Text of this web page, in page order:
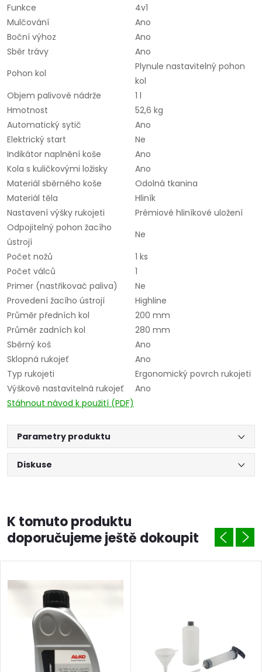
Funkce
4v1
Mulčování
Ano
Boční výhoz
Ano
Sběr trávy
Ano
Pohon kol
Plynule nastavitelný pohon
kol
Objem palivové nádrže
1 l
Hmotnost
52,6 kg
Automatický sytič
Ano
Elektrický start
Ne
Indikátor naplnění koše
Ano
Kola s kuličkovými ložisky
Ano
Materiál sběrného koše
Odolná tkanina
Materiál těla
Hliník
Nastavení výšky rukojeti
Prémiové hliníkové uložení
Odpojitelný pohon žacího
ústrojí
Ne
Počet nožů
1 ks
Počet válců
1
Primer (nastřikovač paliva)
Ne
Provedení žacího ústrojí
Highline
Průměr předních kol
200 mm
Průměr zadních kol
280 mm
Sběrný koš
Ano
Sklopná rukojeť
Ano
Typ rukojeti
Ergonomický povrch rukojeti
Výškově nastavitelná rukojeť
Ano
Stáhnout návod k použití (PDF)
Parametry produktu
Diskuse
K tomuto produktu
doporučujeme ještě dokoupit